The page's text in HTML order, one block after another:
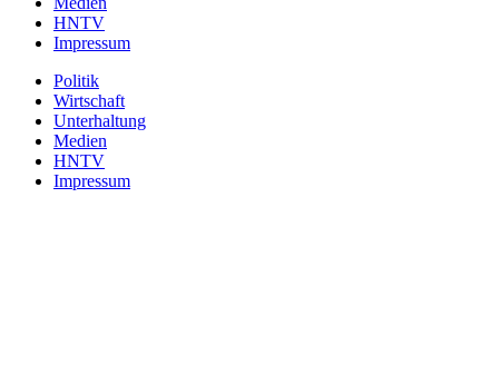
HNTV
Impressum
Politik
Wirtschaft
Unterhaltung
Medien
HNTV
Impressum